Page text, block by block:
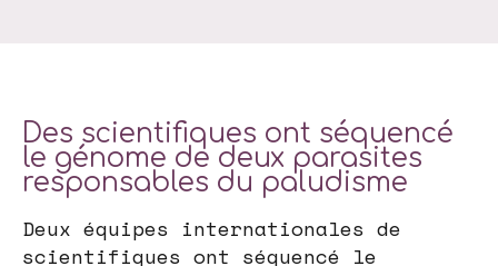
Des scientifiques ont séquencé
le génome de deux parasites
responsables du paludisme
Deux équipes internationales de
scientifiques ont séquencé le